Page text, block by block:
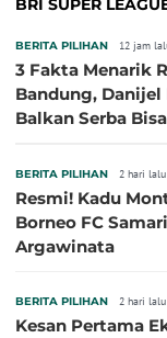
BRI SUPER
BERITA PILIHAN 12 jam
3 Fakta Menarik
Bandung, Danijel
Balkan Serba Bisa
BERITA PILIHAN 2 hari lalu
Resmi! Kadu
Borneo FC
Argawinata
BERITA PILIHAN 2 hari lalu
Kesan Pertama